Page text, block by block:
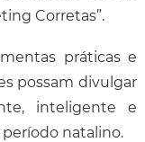
Corretas”.
práticas e
possam divulgar
inteligente e
período natalino.